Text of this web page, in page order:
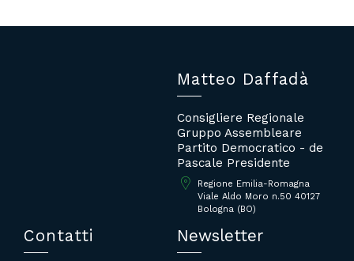
Matteo Daffadà
Consigliere Regionale
Gruppo Assembleare
Partito Democratico - de
Pascale Presidente
Regione Emilia-Romagna
Viale Aldo Moro n.50 40127
Bologna (BO)
Contatti Newsletter